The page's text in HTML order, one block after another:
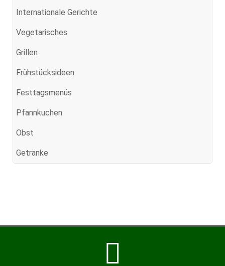
Internationale Gerichte
Vegetarisches
Grillen
Frühstücksideen
Festtagsmenüs
Pfannkuchen
Obst
Getränke